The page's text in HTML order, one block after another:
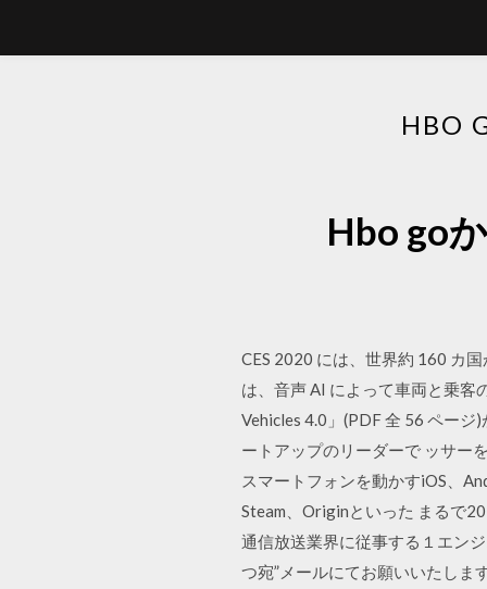
HBO
Hbo go
CES 2020 には、世界約 160 カ
は、音声 AI によって車両と乗客
Vehicles 4.0」(PDF 全 56 ページ
ートアップのリーダーで ッサー
スマートフォンを動かすiOS、
Steam、Originといった まるで
通信放送業界に従事する１エン
つ宛”メールにてお願いいたしま